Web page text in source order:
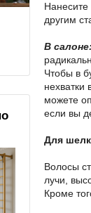
другим
В салоне:
Чтобы в
можете
если вы
Для
Волосы
лучи,
Кроме